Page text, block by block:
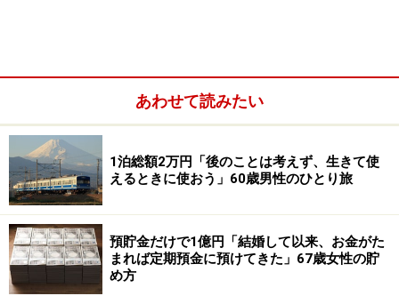
2025年の夏ボーナスについては、昨年と比べて「あまり
あわせて読みたい
1泊総額2万円「後のことは考えず、生きて使
えるときに使おう」60歳男性のひとり旅
預貯金だけで1億円「結婚して以来、お金がた
まれば定期預金に預けてきた」67歳女性の貯
め方